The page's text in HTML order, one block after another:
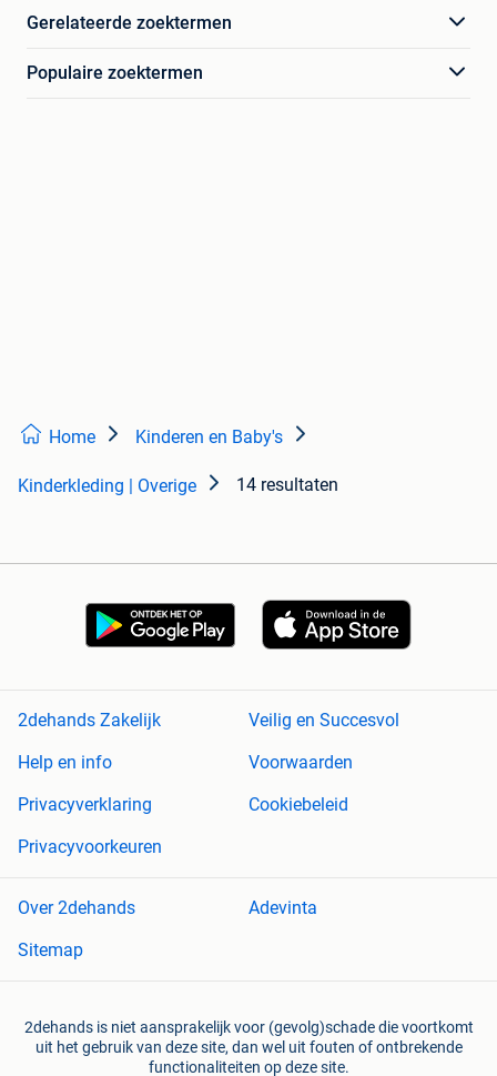
Gerelateerde zoektermen
Populaire zoektermen
Home Kinderen en Baby's
Kinderkleding | Overige 14 resultaten
2dehands Zakelijk
Veilig en Succesvol
Help en info
Voorwaarden
Privacyverklaring
Cookiebeleid
Privacyvoorkeuren
Over 2dehands
Adevinta
Sitemap
2dehands is niet aansprakelijk voor (gevolg)schade die voortkomt
uit het gebruik van deze site, dan wel uit fouten of ontbrekende
functionaliteiten op deze site.